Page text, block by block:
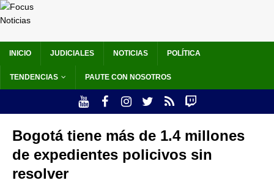
INICIO JUDICIALES NOTICIAS POLÍTICA
TENDENCIAS PAUTE CON NOSOTROS
Bogotá tiene más de 1.4 millones
de expedientes policivos sin
resolver